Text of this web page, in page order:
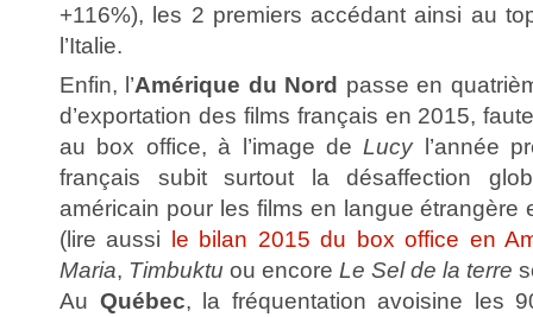
+116%), les 2 premiers accédant ainsi au
l’Italie.
Enfin, l’Amérique du Nord passe en
d’exportation des films français en 2015,
au box office, à l’image deLucyl’année
français subit surtout la désaffection
américain pour les films en langue étrangère
(lire aussi le bilan 2015 du box office en
Maria, Timbuktu ou encore Le Sel de la terre
Au Québec, la fréquentation avoisine les